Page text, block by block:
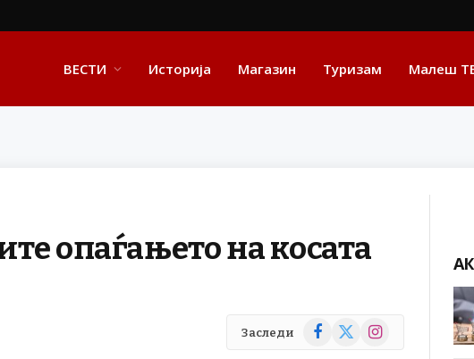
ВЕСТИ Историја Магазин Туризам Малеш
опаѓањето на косата
Заследи Facebook
X
Instagram